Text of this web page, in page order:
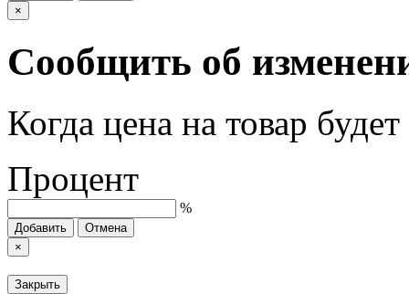
×
Сообщить об
Когда цена на товар
Процент
%
Добавить
Отмена
×
Закрыть